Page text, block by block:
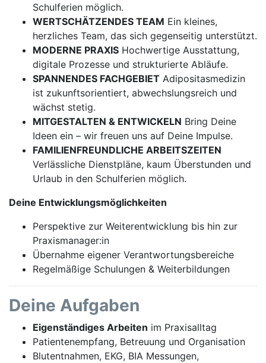
Schulferien möglich.
WERTSCHÄTZENDES TEAM Ein kleines,
herzliches Team, das sich gegenseitig unterstützt.
MODERNE PRAXIS Hochwertige Ausstattung,
digitale Prozesse und strukturierte Abläufe.
SPANNENDES FACHGEBIET Adipositasmedizin
ist zukunftsorientiert, abwechslungsreich und
wächst stetig.
MITGESTALTEN & ENTWICKELN Bring Deine
Ideen ein – wir freuen uns auf Deine Impulse.
FAMILIENFREUNDLICHE ARBEITSZEITEN
Verlässliche Dienstpläne, kaum Überstunden und
Urlaub in den Schulferien möglich.
Deine Entwicklungsmöglichkeiten
Perspektive zur Weiterentwicklung bis hin zur
Praxismanager:in
Übernahme eigener Verantwortungsbereiche
Regelmäßige Schulungen & Weiterbildungen
Deine Aufgaben
Eigenständiges Arbeiten im Praxisalltag
Patientenempfang, Betreuung und Organisation
Blutentnahmen, EKG, BIA Messungen,